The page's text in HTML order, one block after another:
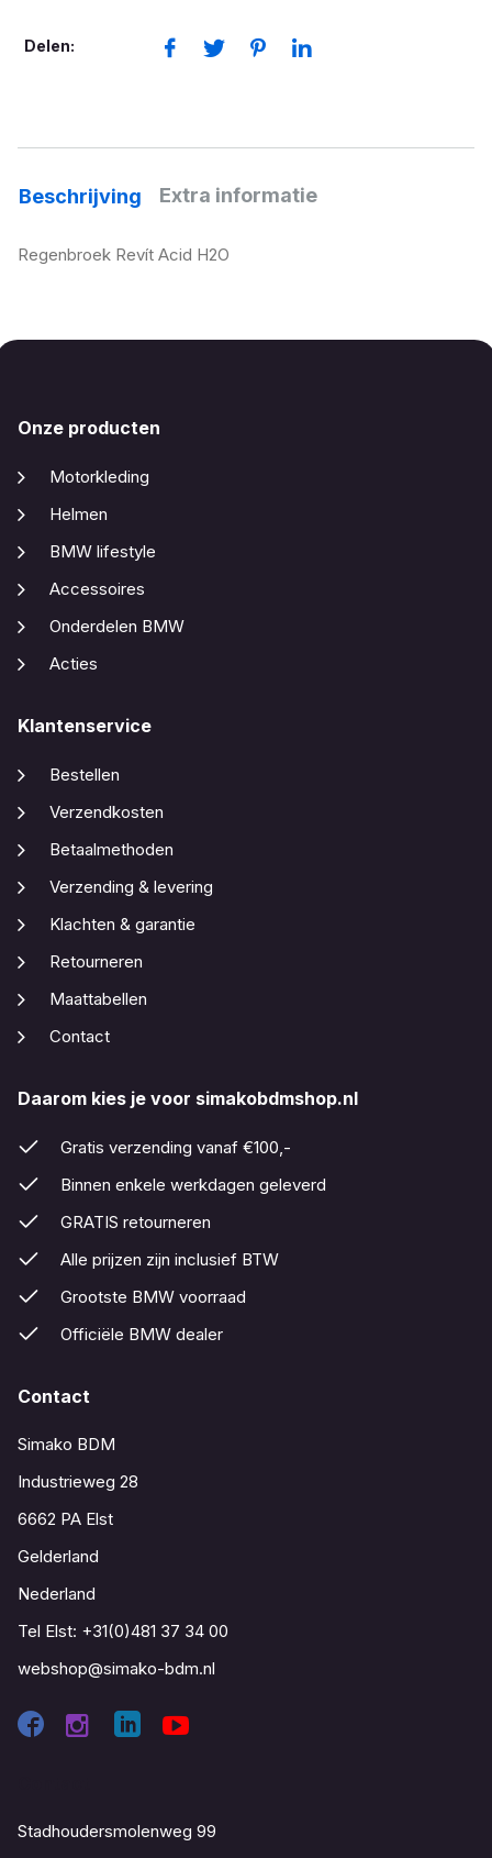
Delen:
Beschrijving Extra informatie
Regenbroek Revít Acid H2O
Onze producten
Motorkleding
Helmen
BMW lifestyle
Accessoires
Onderdelen BMW
Acties
Klantenservice
Bestellen
Verzendkosten
Betaalmethoden
Verzending & levering
Klachten & garantie
Retourneren
Maattabellen
Contact
Daarom kies je voor simakobdmshop.nl
Gratis verzending vanaf €100,-
Binnen enkele werkdagen geleverd
GRATIS retourneren
Alle prijzen zijn inclusief BTW
Grootste BMW voorraad
Officiële BMW dealer
Contact
Simako BDM
Industrieweg 28
6662 PA Elst
Gelderland
Nederland
Tel Elst: +31(0)481 37 34 00
webshop@simako-bdm.nl
Stadhoudersmolenweg 99